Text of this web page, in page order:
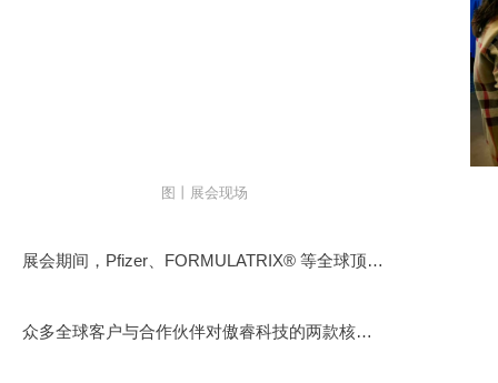
图丨展会现场
展会期间，Pfizer、FORMULATRIX® 等全球顶尖生物医药企业的技术专家，以及U C Santa、New York University 等知名高校学者纷纷到访傲睿科技展位，深入咨询SCP4000-A与SCP4100两款产品的技术细节、性能参数与应用场景。傲睿科技工作人员为每一位访客进行专业的产品演示与技术讲解，围绕行业前沿趋势、技术应用痛点、产学研合作模式等话题展开深度交流，挖掘潜在合作机会。
众多全球客户与合作伙伴对傲睿科技的两款核心展品表示高度认可，认为其产品精准贴合全球生物医药研发的高通量、精准化需求，为国际生命科学研究提供了全新的技术选择，展现了中国原研技术的国际竞争力。